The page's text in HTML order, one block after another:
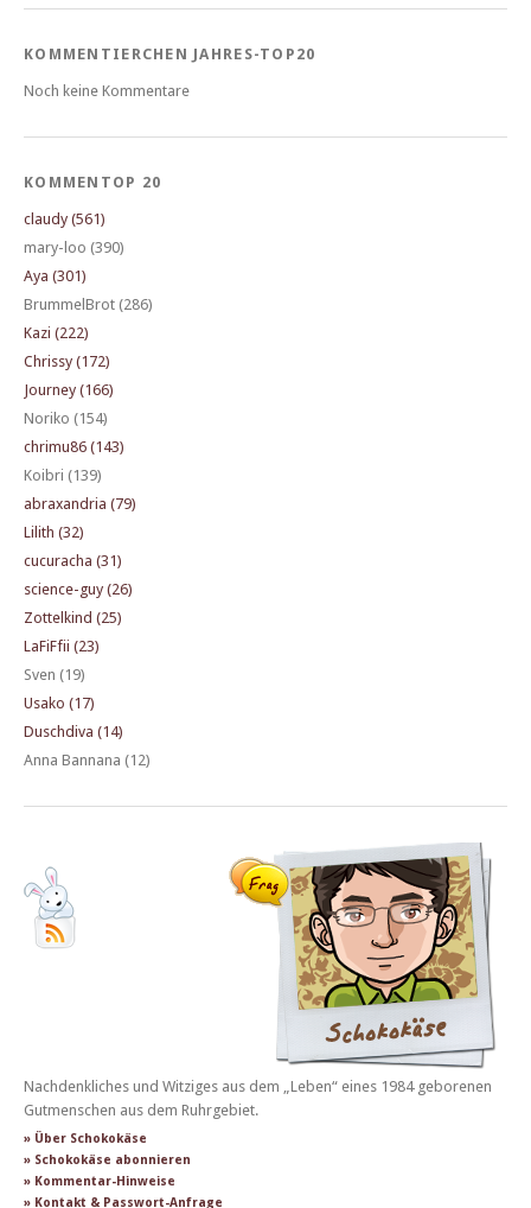
KOMMENTIERCHEN JAHRES-TOP20
Noch keine Kommentare
KOMMENTOP 20
claudy (561)
mary-loo (390)
Aya (301)
BrummelBrot (286)
Kazi (222)
Chrissy (172)
Journey (166)
Noriko (154)
chrimu86 (143)
Koibri (139)
abraxandria (79)
Lilith (32)
cucuracha (31)
science-guy (26)
Zottelkind (25)
LaFiFfii (23)
Sven (19)
Usako (17)
Duschdiva (14)
Anna Bannana (12)
Nachdenkliches und Witziges aus dem „Leben“ eines 1984 geborenen
Gutmenschen aus dem Ruhrgebiet.
» Über Schokokäse
» Schokokäse abonnieren
» Kommentar-Hinweise
» Kontakt & Passwort-Anfrage